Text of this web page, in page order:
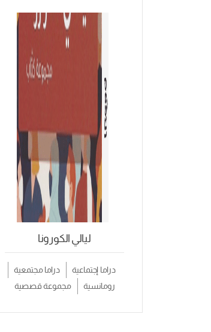
ليالي الكورونا
دراما إجتماعية
دراما مجتمعية
رومانسية
مجموعة قصصية